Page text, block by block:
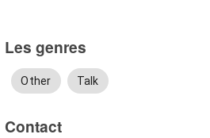
Les genres
Other Talk
Contact